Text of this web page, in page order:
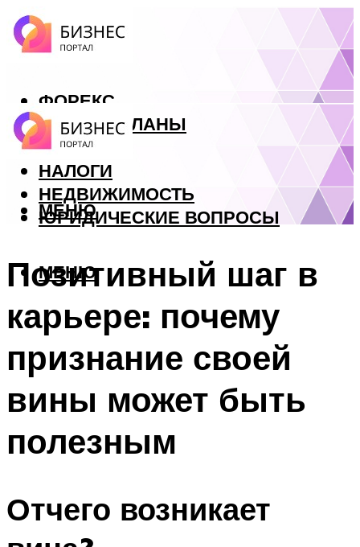
ФОРЕКС
БИЗНЕС ПЛАНЫ
КРЕДИТЫ
НАЛОГИ
НЕДВИЖИМОСТЬ
ЮРИДИЧЕСКИЕ ВОПРОСЫ
МЕНЮ
МЕНЮ
Позитивный шаг в
карьере: почему
признание своей
вины может быть
полезным
Отчего возникает